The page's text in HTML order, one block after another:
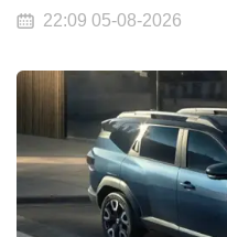
22:09 05-08-2026